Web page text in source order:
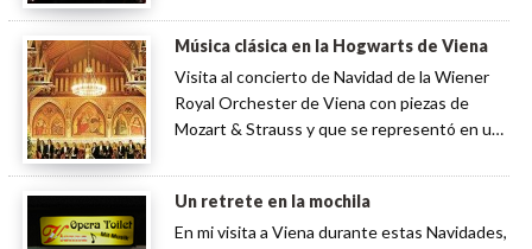
Praga o Staromestské námestí (como dicen
los checos) como en el Ayuntamiento de
Viena, la decoración […]
Música clásica en la Hogwarts de Viena
Visita al concierto de Navidad de la Wiener
Royal Orchester de Viena con piezas de
Mozart & Strauss y que se representó en un
mismisimo Hogwarts de Harry Potter.
Un retrete en la mochila
En mi visita a Viena durante estas Navidades,